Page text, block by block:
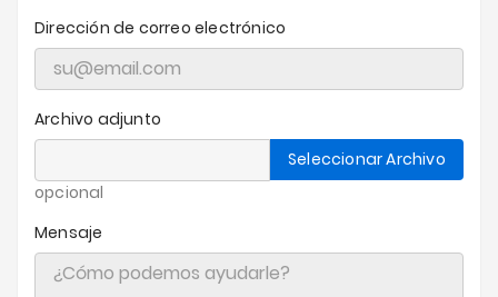
Dirección de correo electrónico
Archivo adjunto
Seleccionar Archivo
opcional
Mensaje